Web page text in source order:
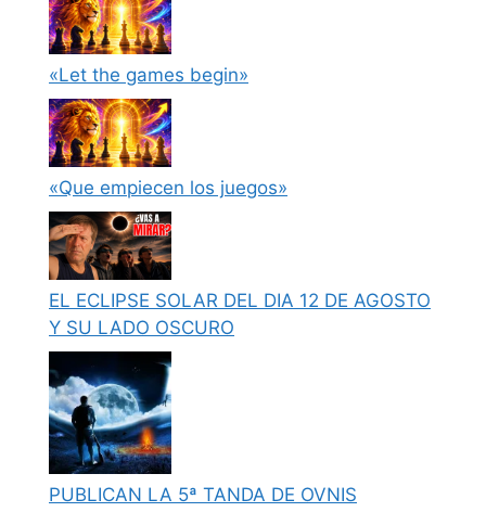
«Let the games begin»
«Que empiecen los juegos»
EL ECLIPSE SOLAR DEL DIA 12 DE AGOSTO
Y SU LADO OSCURO
PUBLICAN LA 5ª TANDA DE OVNIS